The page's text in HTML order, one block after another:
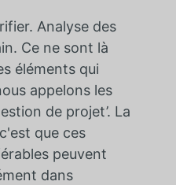
Analyse des
Ce ne sont là
éléments qui
appelons les
de projet’. La
que ces
peuvent
dans